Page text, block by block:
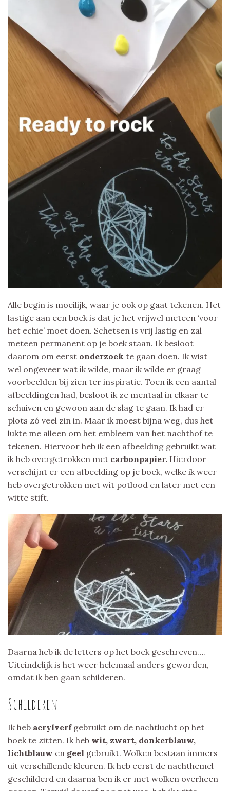
Alle begin is moeilijk, waar je ook op gaat tekenen. Het
lastige aan een boek is dat je het vrijwel meteen ‘voor
het echie’ moet doen. Schetsen is vrij lastig en zal
meteen permanent op je boek staan. Ik besloot
daarom om eerst onderzoek te gaan doen. Ik wist
wel ongeveer wat ik wilde, maar ik wilde er graag
voorbeelden bij zien ter inspiratie. Toen ik een aantal
afbeeldingen had, besloot ik ze mentaal in elkaar te
schuiven en gewoon aan de slag te gaan. Ik had er
plots zó veel zin in. Maar ik moest bijna weg, dus het
lukte me alleen om het embleem van het nachthof te
tekenen. Hiervoor heb ik een afbeelding gebruikt wat
ik heb overgetrokken met carbonpapier. Hierdoor
verschijnt er een afbeelding op je boek, welke ik weer
heb overgetrokken met wit potlood en later met een
witte stift.
Daarna heb ik de letters op het boek geschreven….
Uiteindelijk is het weer helemaal anders geworden,
omdat ik ben gaan schilderen.
Schilderen
Ik heb acrylverf gebruikt om de nachtlucht op het
boek te zitten. Ik heb wit, zwart, donkerblauw,
lichtblauw en geel gebruikt. Wolken bestaan immers
uit verschillende kleuren. Ik heb eerst de nachthemel
geschilderd en daarna ben ik er met wolken overheen